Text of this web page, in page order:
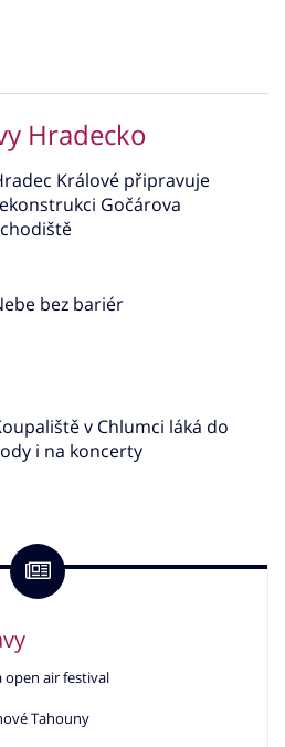
Hradecko
Králové připravuje
Gočárova
bez bariér
v Chlumci láká do
i na koncerty
open air festival
Tahouny